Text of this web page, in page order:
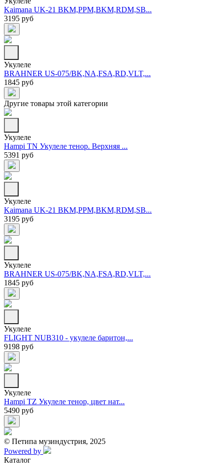
Kaimana UK-21 BKM,PPM,BKM,RDM,SB...
3195 руб
Укулеле
BRAHNER US-075/BK,NA,FSA,RD,VLT,...
1845 руб
Другие товары этой категории
Укулеле
Hampi TN Укулеле тенор. Верхняя ...
5391 руб
Укулеле
Kaimana UK-21 BKM,PPM,BKM,RDM,SB...
3195 руб
Укулеле
BRAHNER US-075/BK,NA,FSA,RD,VLT,...
1845 руб
Укулеле
FLIGHT NUB310 - укулеле баритон,...
9198 руб
Укулеле
Hampi TZ Укулеле тенор, цвет нат...
5490 руб
© Петипа музиндустрия, 2025
Powered by
Каталог